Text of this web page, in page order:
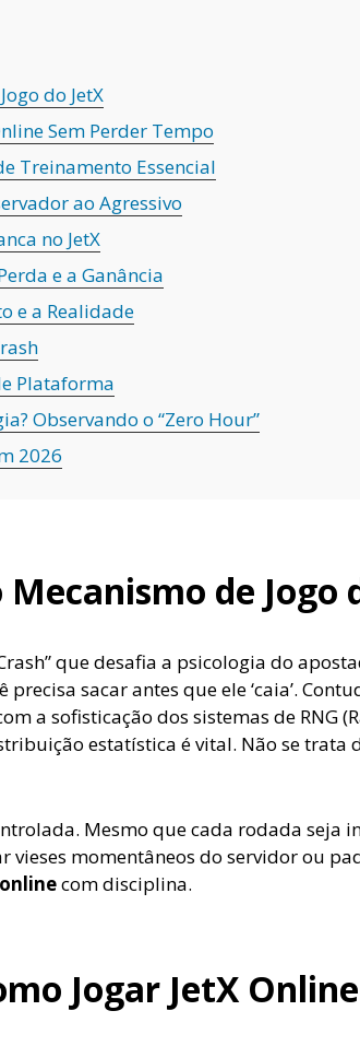
do JetX
Sem Perder Tempo
Treinamento Essencial
ao Agressivo
no JetX
e a Ganância
e a Realidade
Plataforma
Observando o “Zero Hour”
2026
de Jogo
que desafia a psicologia do
sacar antes que ele ‘caia’.
a sofisticação dos sistemas de RNG
estatística é vital. Não se trata
Mesmo que cada rodada seja
vieses momentâneos do servidor ou
com disciplina.
Jogar JetX